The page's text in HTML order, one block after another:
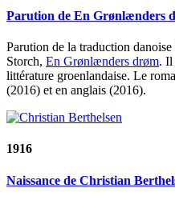
Parution de En Grønlænders
Parution de la traduction danoise
Storch, En Grønlænders drøm. Il
littérature groenlandaise. Le
(2016) et en anglais (2016).
1916
Naissance de Christian